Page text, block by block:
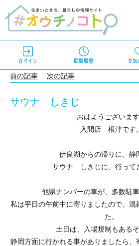
前の記事 次の記事
サウナ しきじ
おはようございます
入間店 根津です。
伊良湖からの帰りに、静
サウナ しきじに、行って
他県ナンバーの車が、多数駐車
私は平日の午前中に寄りましたので、混
た。
土日は、入場規制もあるそ
静岡方面に行かれる事がありましたら、